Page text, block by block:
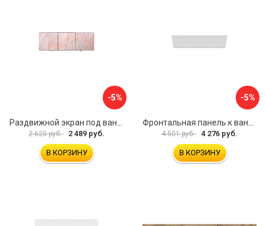
-5%
2 620 руб. 2 489 руб.
В КОРЗИНУ
-5%
4 501 руб. 4 276 руб.
В КОРЗИНУ